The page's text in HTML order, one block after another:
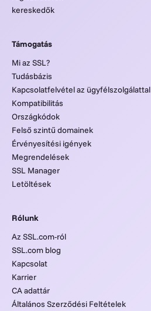
kereskedők
Támogatás
Mi az SSL?
Tudásbázis
Kapcsolatfelvétel az ügyfélszolgálattal
Kompatibilitás
Országkódok
Felső szintű domainek
Érvényesítési igények
Megrendelések
SSL Manager
Letöltések
Rólunk
Az SSL.com-ról
SSL.com blog
Kapcsolat
Karrier
CA adattár
Általános Szerződési Feltételek